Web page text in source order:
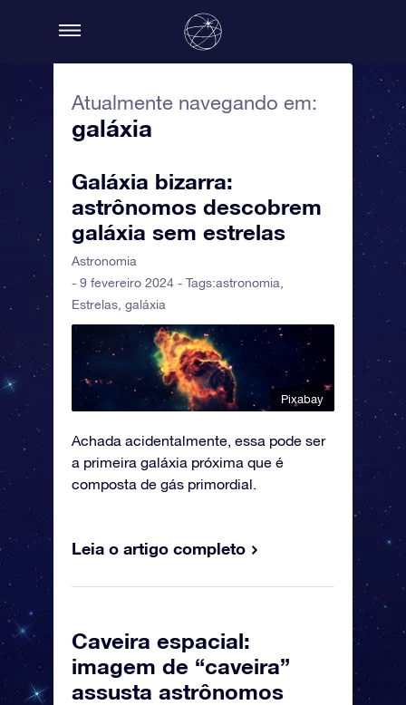
Atualmente navegando em:
galáxia
Galáxia bizarra:
astrônomos descobrem
galáxia sem estrelas
Astronomia
- 9 fevereiro 2024 - Tags:astronomia
Estrelas galáxia
Pixabay
Achada acidentalmente, essa pode ser
a primeira galáxia próxima que é
composta de gás primordial.
Leia o artigo completo
Caveira espacial:
imagem de “caveira”
assusta astrônomos